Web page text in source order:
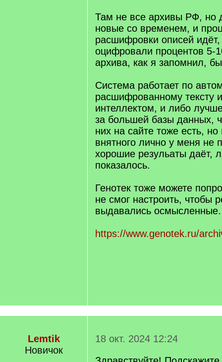
Там не все архивы РФ, но
новые со временем, и
расшифровки описей идёт,
оцифровали процентов 5-
архива, как я запомнил,
Система работает по
расшифрованному тексту
интеллектом, и либо
за большей базы данных,
них на сайте тоже есть, но
внятного лично у меня не
хорошие резульаты даёт,
показалось.
Генотек тоже можете
не смог настроить, чтобы
выдавались осмысленные.
https://www.genotek.ru/
Lemtik
Новичок
18 окт. 2024 12:24